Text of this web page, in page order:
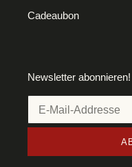
Cadeaubon
Newsletter abonnieren!